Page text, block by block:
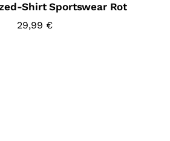
Shirt Sportswear Rot
29,99 €